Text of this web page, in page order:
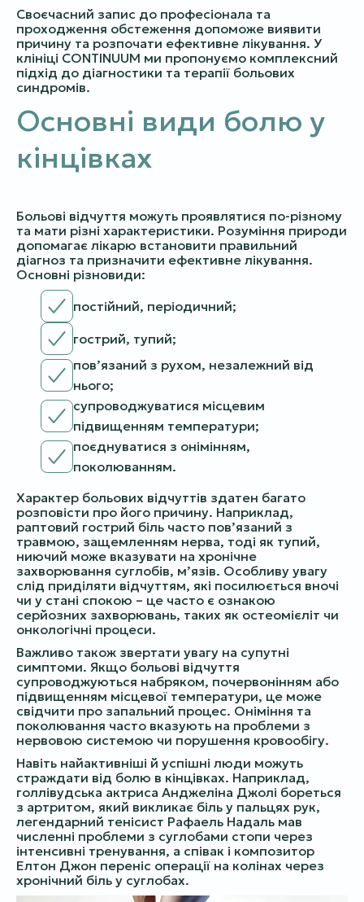
Своєчасний запис до професіонала та
проходження обстеження допоможе виявити
причину та розпочати ефективне лікування. У
клініці CONTINUUM ми пропонуємо комплексний
підхід до діагностики та терапії больових
синдромів.
Основні види болю у
кінцівках
Больові відчуття можуть проявлятися по-різному
та мати різні характеристики. Розуміння природи
допомагає лікарю встановити правильний
діагноз та призначити ефективне лікування.
Основні різновиди:
постійний, періодичний;
гострий, тупий;
пов’язаний з рухом, незалежний від
нього;
супроводжуватися місцевим
підвищенням температури;
поєднуватися з онімінням,
поколюванням.
Характер больових відчуттів здатен багато
розповісти про його причину. Наприклад,
раптовий гострий біль часто пов’язаний з
травмою, защемленням нерва, тоді як тупий,
ниючий може вказувати на хронічне
захворювання суглобів, м’язів. Особливу увагу
слід приділяти відчуттям, які посилюється вночі
чи у стані спокою – це часто є ознакою
серйозних захворювань, таких як остеомієліт чи
онкологічні процеси.
Важливо також звертати увагу на супутні
симптоми. Якщо больові відчуття
супроводжуються набряком, почервонінням або
підвищенням місцевої температури, це може
свідчити про запальний процес. Оніміння та
поколювання часто вказують на проблеми з
нервовою системою чи порушення кровообігу.
Навіть найактивніші й успішні люди можуть
страждати від болю в кінцівках. Наприклад,
голлівудська актриса Анджеліна Джолі бореться
з артритом, який викликає біль у пальцях рук,
легендарний тенісист Рафаель Надаль мав
численні проблеми з суглобами стопи через
інтенсивні тренування, а співак і композитор
Елтон Джон переніс операції на колінах через
хронічний біль у суглобах.